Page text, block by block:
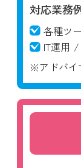
対応業務
各種ツ
IT運用 /
※アドバイ